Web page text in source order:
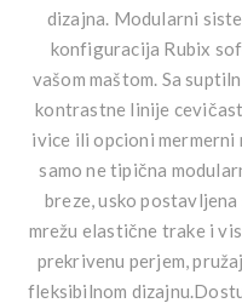
dizajna. Modularni
konfiguracija Rubix
vašom maštom. Sa
kontrastne linije
ivice ili opcioni mermerni
samo ne tipična
breze, usko
mrežu elastične trake i
prekrivenu perjem,
fleksibilnom